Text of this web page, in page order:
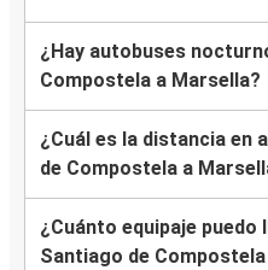
¿Hay autobuses
Compostela a Marsella?
¿Cuál es la distancia en
de Compostela a
¿Cuánto equipaje puedo
Santiago de